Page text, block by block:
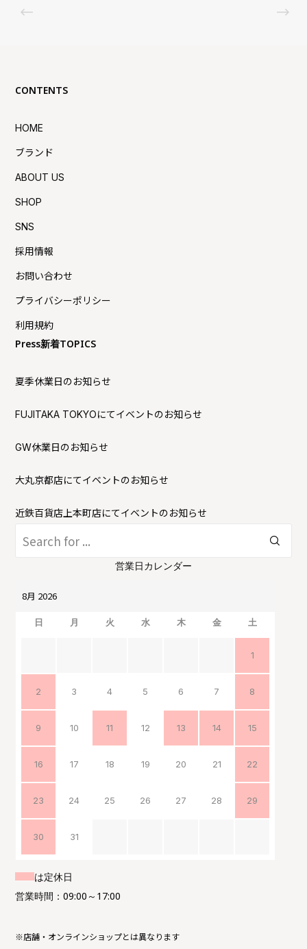
CONTENTS
HOME
ブランド
ABOUT US
SHOP
SNS
採用情報
お問い合わせ
プライバシーポリシー
利用規約
Press新着TOPICS
夏季休業日のお知らせ
FUJITAKA TOKYOにてイベントのお知らせ
GW休業日のお知らせ
大丸京都店にてイベントのお知らせ
近鉄百貨店上本町店にてイベントのお知らせ
営業日カレンダー
日 月 火 水 木 金 土
1
2 3 4 5 6 7 8
9 10 11 12 13 14 15
16 17 18 19 20 21 22
23 24 25 26 27 28 29
30 31
は定休日
営業時間：09:00～17:00
※店舗・オンラインショップとは異なります